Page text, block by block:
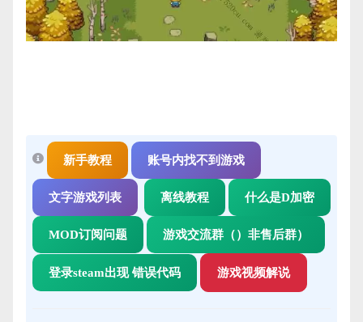
新手教程 账号内找不到游戏
文字游戏列表 离线教程 什么是D加密
MOD订阅问题 游戏交流群（）非售后群）
登录steam出现 错误代码 游戏视频解说